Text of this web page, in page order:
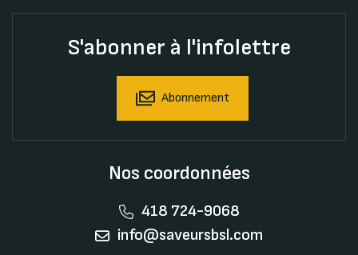
S'abonner à l'infolettre
Abonnement
Nos coordonnées
418 724-9068
info@saveursbsl.com